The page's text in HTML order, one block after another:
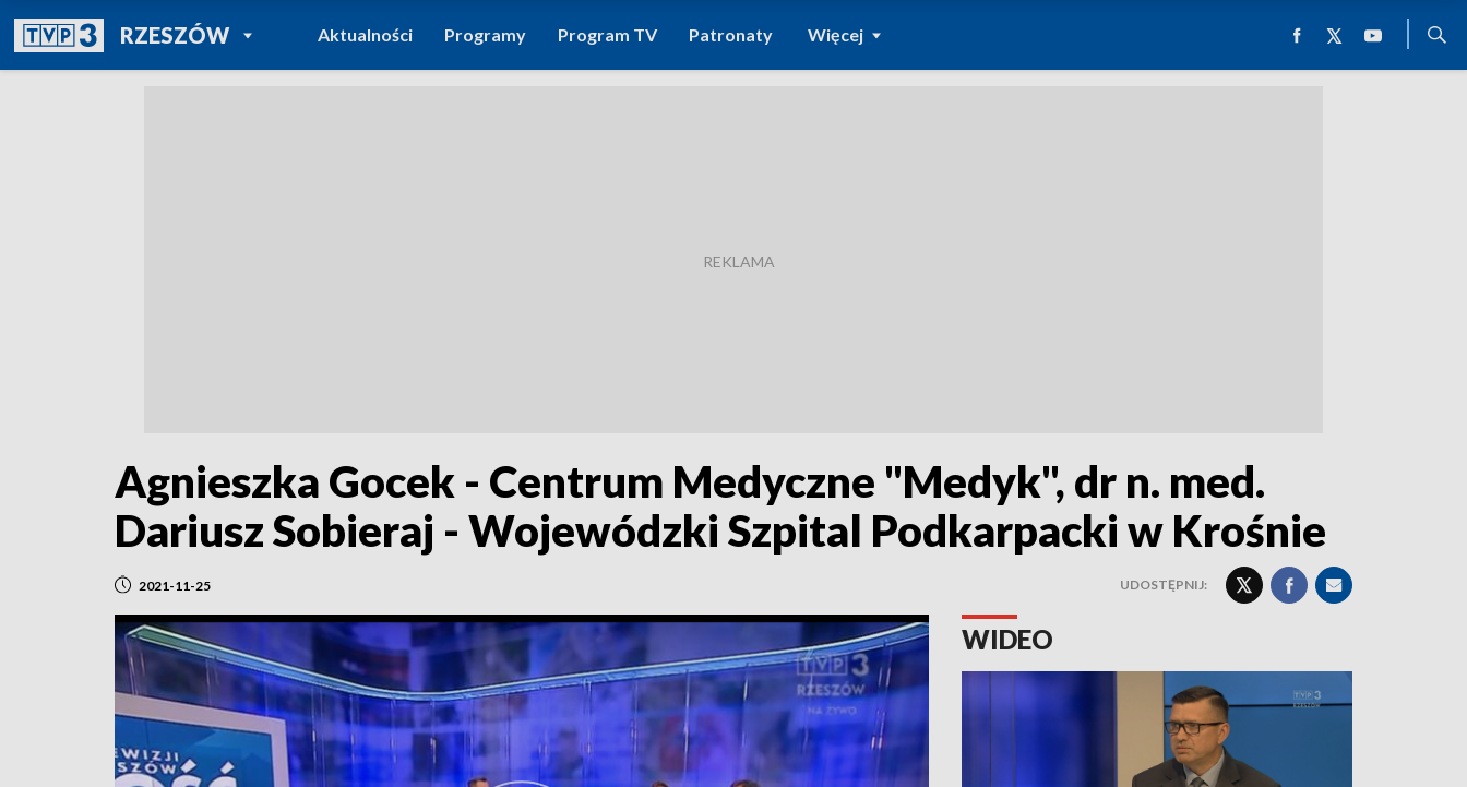
RZESZÓWPOWRÓT DO
TVP REGIONY
Aktualności Programy Program TV Patronaty Więcej
Agnieszka Gocek - Centrum Medyczne "Medyk", dr n. med.
Dariusz Sobieraj - Wojewódzki Szpital Podkarpacki w Krośnie
2021-11-25 UDOSTĘPNIJ:
WIDEO